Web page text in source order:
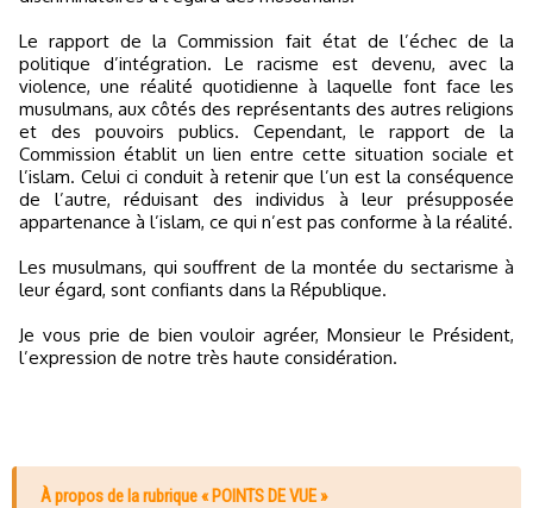
Le rapport de la Commission fait état de l’échec de la
politique d’intégration. Le racisme est devenu, avec la
violence, une réalité quotidienne à laquelle font face les
musulmans, aux côtés des représentants des autres religions
et des pouvoirs publics. Cependant, le rapport de la
Commission établit un lien entre cette situation sociale et
l’islam. Celui ci conduit à retenir que l’un est la conséquence
de l’autre, réduisant des individus à leur présupposée
appartenance à l’islam, ce qui n’est pas conforme à la réalité.
Les musulmans, qui souffrent de la montée du sectarisme à
leur égard, sont confiants dans la République.
Je vous prie de bien vouloir agréer, Monsieur le Président,
l’expression de notre très haute considération.
À propos de la rubrique « POINTS DE VUE »